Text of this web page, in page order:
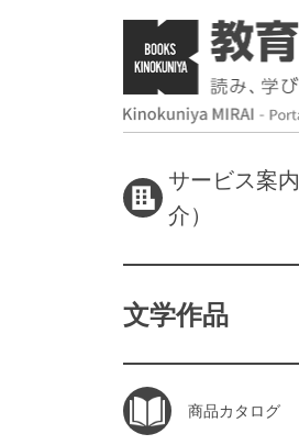
サービス案
介）
文学作品
商品カタログ